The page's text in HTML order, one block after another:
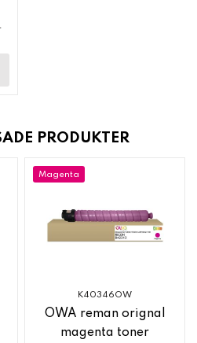
PRODUKTER
Magenta
K40346OW
OWA reman orignal
magenta toner